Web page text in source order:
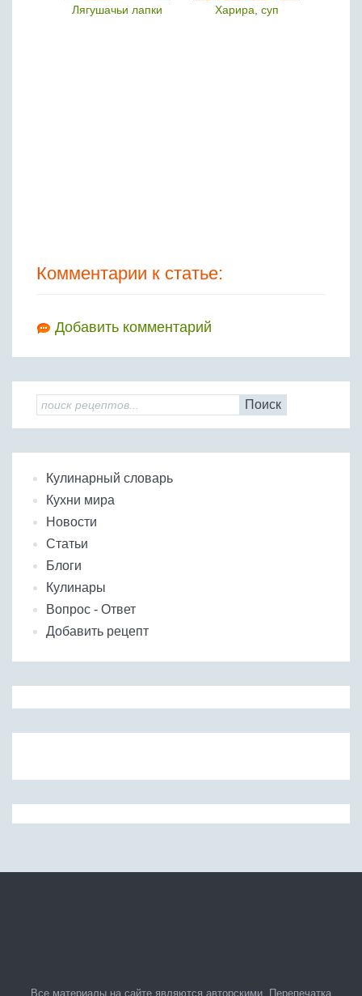
Лягушачьи лапки Харира, суп
Комментарии к статье:
Добавить комментарий
Поиск
Кулинарный словарь
Кухни мира
Новости
Статьи
Блоги
Кулинары
Вопрос - Ответ
Добавить рецепт
Все материалы на сайте являются авторскими. Перепечатка